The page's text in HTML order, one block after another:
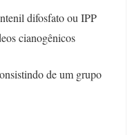
difosfato ou IPP
cianogênicos
de um grupo